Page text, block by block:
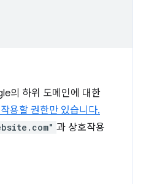
의 하위 도메인에 대한
용할 권한만 있습니다.
과 상호작용